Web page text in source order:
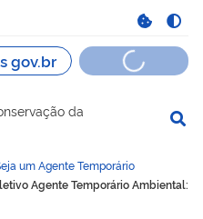
da
um Agente Temporário
Agente Temporário Ambiental: